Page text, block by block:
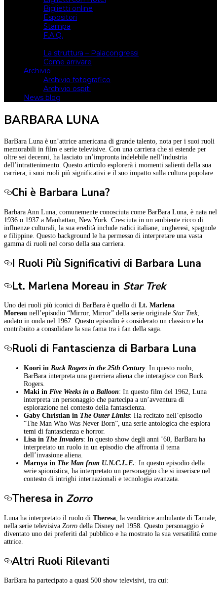
Biglietti online
Espositori
Stampa
F.A.Q.
La struttura – Palacongressi
Come arrivare
Archivio
Archivio fotografico
Archivio ospiti
News blog
BARBARA LUNA
BarBara Luna è un’attrice americana di grande talento, nota per i suoi ruoli
memorabili in film e serie televisive. Con una carriera che si estende per
oltre sei decenni, ha lasciato un’impronta indelebile nell’industria
dell’intrattenimento. Questo articolo esplorerà i momenti salienti della sua
carriera, i suoi ruoli più significativi e il suo impatto sulla cultura popolare.
Chi è Barbara Luna?
Barbara Ann Luna, comunemente conosciuta come BarBara Luna, è nata nel
1936 o 1937 a Manhattan, New York. Cresciuta in un ambiente ricco di
influenze culturali, la sua eredità include radici italiane, ungheresi, spagnole
e filippine. Questo background le ha permesso di interpretare una vasta
gamma di ruoli nel corso della sua carriera.
I Ruoli Più Significativi di Barbara Luna
Lt. Marlena Moreau in Star Trek
Uno dei ruoli più iconici di BarBara è quello di Lt. Marlena
Moreau nell’episodio “Mirror, Mirror” della serie originale Star Trek,
andato in onda nel 1967. Questo episodio è considerato un classico e ha
contribuito a consolidare la sua fama tra i fan della saga.
Ruoli di Fantascienza di Barbara Luna
Koori in Buck Rogers in the 25th Century: In questo ruolo,
BarBara interpreta una guerriera aliena che interagisce con Buck
Rogers.
Maki in Five Weeks in a Balloon: In questo film del 1962, Luna
interpreta un personaggio che partecipa a un’avventura di
esplorazione nel contesto della fantascienza.
Gaby Christian in The Outer Limits: Ha recitato nell’episodio
“The Man Who Was Never Born”, una serie antologica che esplora
temi di fantascienza e horror.
Lisa in The Invaders: In questo show degli anni ’60, BarBara ha
interpretato un ruolo in un episodio che affronta il tema
dell’invasione aliena.
Marnya in The Man from U.N.C.L.E.: In questo episodio della
serie spionistica, ha interpretato un personaggio che si inserisce nel
contesto di intrighi internazionali e tecnologia avanzata.
Theresa in Zorro
Luna ha interpretato il ruolo di Theresa , la venditrice ambulante di Tamale,
nella serie televisiva Zorro della Disney nel 1958. Questo personaggio è
diventato uno dei preferiti dal pubblico e ha mostrato la sua versatilità come
attrice.
Altri Ruoli Rilevanti
BarBara ha partecipato a quasi 500 show televisivi, tra cui: